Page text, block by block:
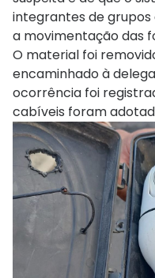
integrantes de
a movimentação das
O material foi
encaminhado à
ocorrência foi
cabíveis foram